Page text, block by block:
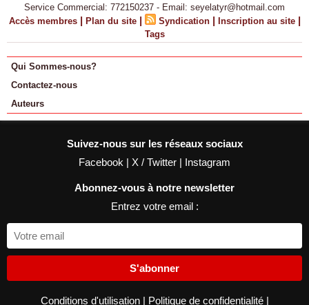
Service Commercial: 772150237 - Email: seyelatyr@hotmail.com
Accès membres | Plan du site | Syndication | Inscription au site |
Tags
Qui Sommes-nous?
Contactez-nous
Auteurs
Suivez-nous sur les réseaux sociaux
Facebook | X / Twitter | Instagram
Abonnez-vous à notre newsletter
Entrez votre email :
S'abonner
Conditions d'utilisation | Politique de confidentialité |